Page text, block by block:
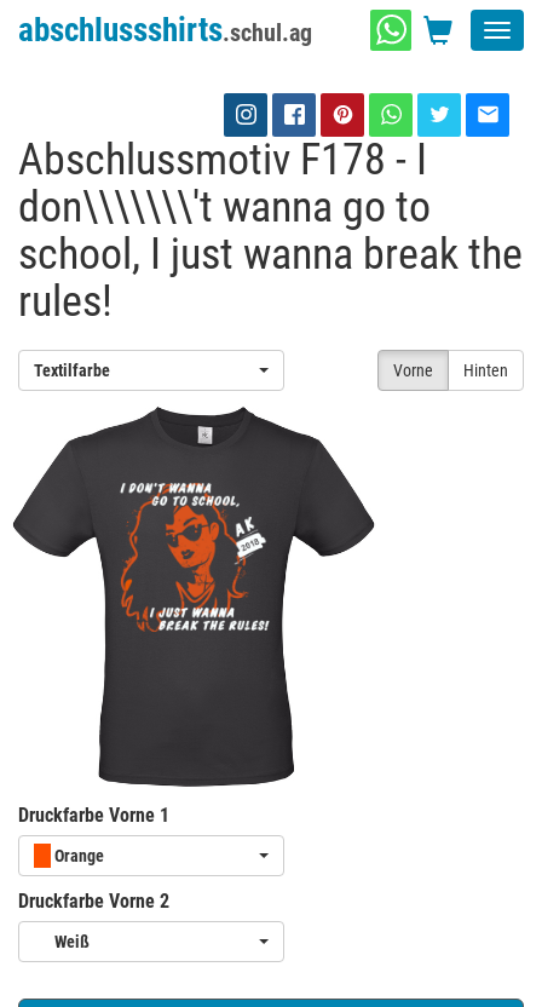
abschlussshirts.schul.ag
Abschlussmotiv F178 - I
don\\\\\\\'t wanna go to
school, I just wanna break the
rules!
Vorne Hinten
Textilfarbe
Druckfarbe Vorne 1
Orange
Druckfarbe Vorne 2
Weiß